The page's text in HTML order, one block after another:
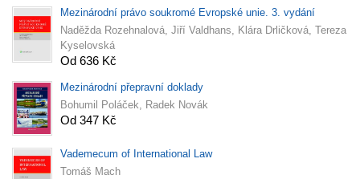
Mezinárodní právo soukromé Evropské unie. 3. vydání
Naděžda Rozehnalová, Jiří Valdhans, Klára Drličková, Tereza
Kyselovská
Od 636 Kč
Mezinárodní přepravní doklady
Bohumil Poláček, Radek Novák
Od 347 Kč
Vademecum of International Law
Tomáš Mach